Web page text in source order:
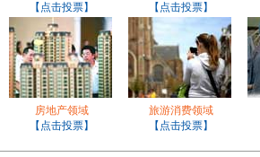
【点击投票】
【点击投票】
房地产领域
【点击投票】
旅游消费领域
【点击投票】